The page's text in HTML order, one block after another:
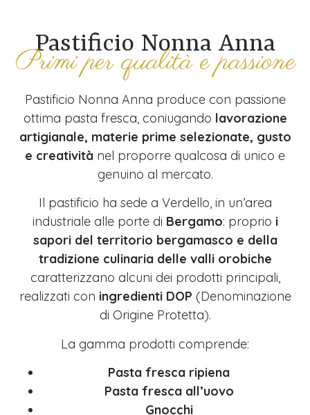
Pastificio Nonna Anna
Primi per qualità e passione
Pastificio Nonna Anna produce con passione
ottima pasta fresca, coniugando lavorazione
artigianale, materie prime selezionate, gusto
e creatività nel proporre qualcosa di unico e
genuino al mercato.
Il pastificio ha sede a Verdello, in un’area
industriale alle porte di Bergamo: proprio i
sapori del territorio bergamasco e della
tradizione culinaria delle valli orobiche
caratterizzano alcuni dei prodotti principali,
realizzati con ingredienti DOP (Denominazione
di Origine Protetta).
La gamma prodotti comprende:
Pasta fresca ripiena
Pasta fresca all’uovo
Gnocchi